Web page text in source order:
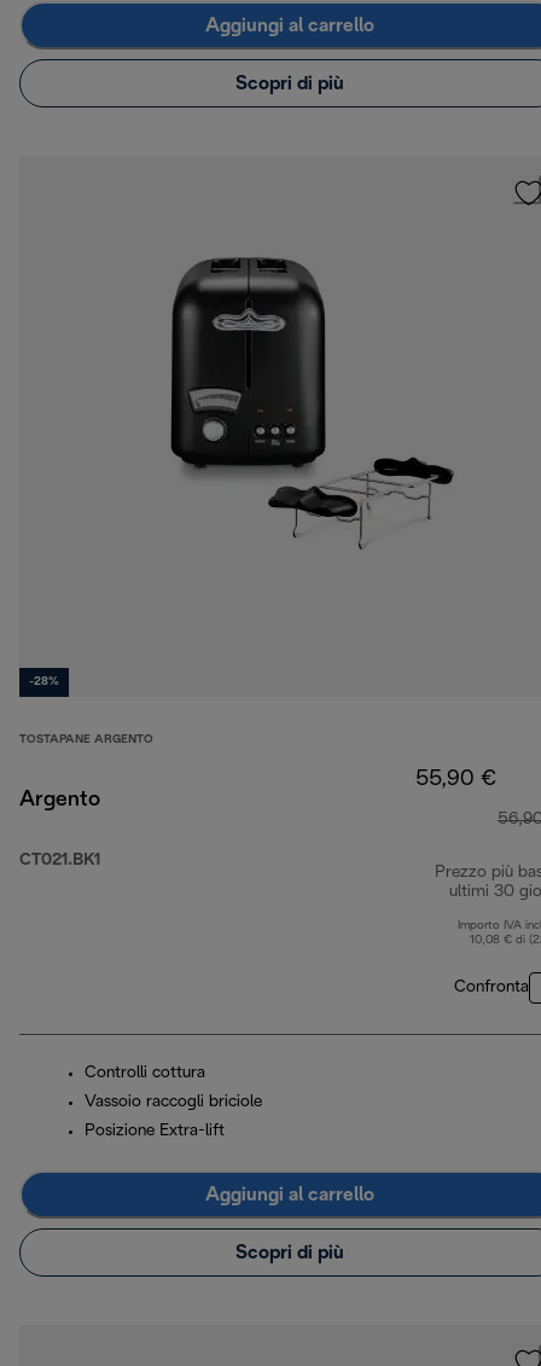
Aggiungi al carrello
Scopri di più
-28%
TOSTAPANE ARGENTO
Argento
CT021.BK1
55,90 €
Prezzo più
ultimi 30
Importo IVA
10,08 € di
Confronta
Controlli cottura
Vassoio raccogli briciole
Posizione Extra-lift
Aggiungi al carrello
Scopri di più